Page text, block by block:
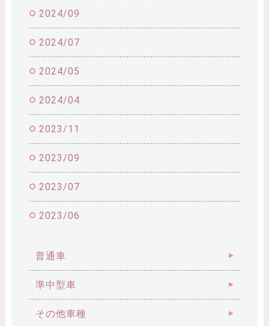
2024/09
2024/07
2024/05
2024/04
2023/11
2023/09
2023/07
2023/06
普通車
準中型車
その他車種